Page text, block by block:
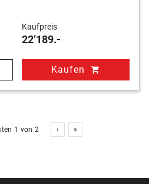
Kaufpreis
22’189.-
Kaufen shopping_cart
1 von 2 › »